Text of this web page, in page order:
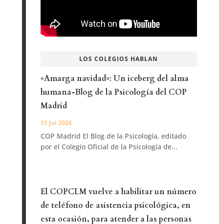
LOS COLEGIOS HABLAN
«Amarga navidad»: Un iceberg del alma
humana-Blog de la Psicología del COP
Madrid
31 Jul 2026
COP Madrid El Blog de la Psicología, editado
por el Colegio Oficial de la Psicología de...
El COPCLM vuelve a habilitar un número
de teléfono de asistencia psicológica, en
esta ocasión, para atender a las personas